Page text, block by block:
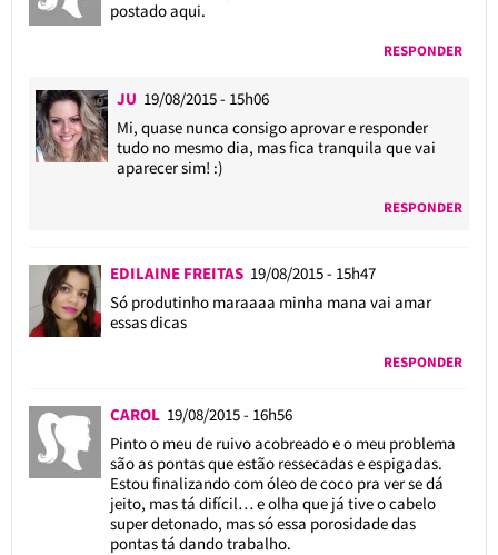
postado aqui.
RESPONDER
JU 19/08/2015 - 15h06
Mi, quase nunca consigo aprovar e responder
tudo no mesmo dia, mas fica tranquila que vai
aparecer sim! :)
RESPONDER
EDILAINE FREITAS 19/08/2015 - 15h47
Só produtinho maraaaa minha mana vai amar
essas dicas
RESPONDER
CAROL 19/08/2015 - 16h56
Pinto o meu de ruivo acobreado e o meu problema
são as pontas que estão ressecadas e espigadas.
Estou finalizando com óleo de coco pra ver se dá
jeito, mas tá difícil… e olha que já tive o cabelo
super detonado, mas só essa porosidade das
pontas tá dando trabalho.